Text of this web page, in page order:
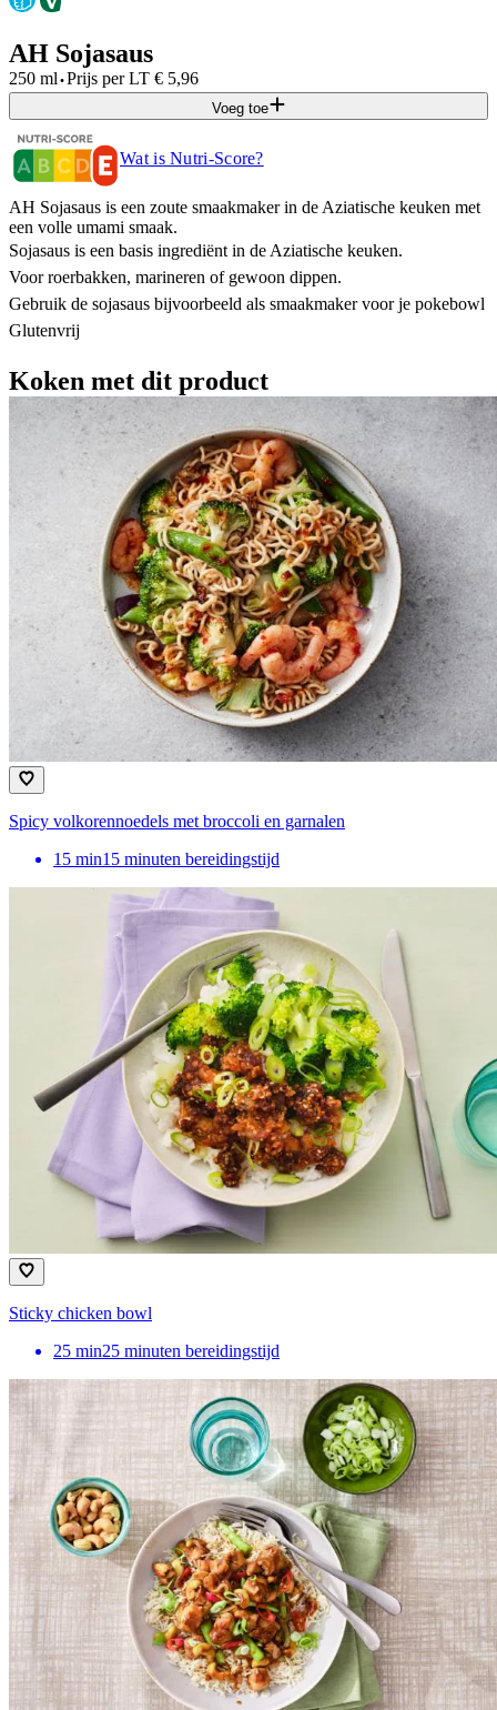
AH Sojasaus
250 ml·Prijs per LT € 5,96
Voeg toe
Wat is Nutri-Score?
AH Sojasaus is een zoute smaakmaker in de Aziatische keuken met
een volle umami smaak.
Sojasaus is een basis ingrediënt in de Aziatische keuken.
Voor roerbakken, marineren of gewoon dippen.
Gebruik de sojasaus bijvoorbeeld als smaakmaker voor je pokebowl
Glutenvrij
Koken met dit product
Spicy volkorennoedels met broccoli en garnalen
15 min15 minuten bereidingstijd
Sticky chicken bowl
25 min25 minuten bereidingstijd